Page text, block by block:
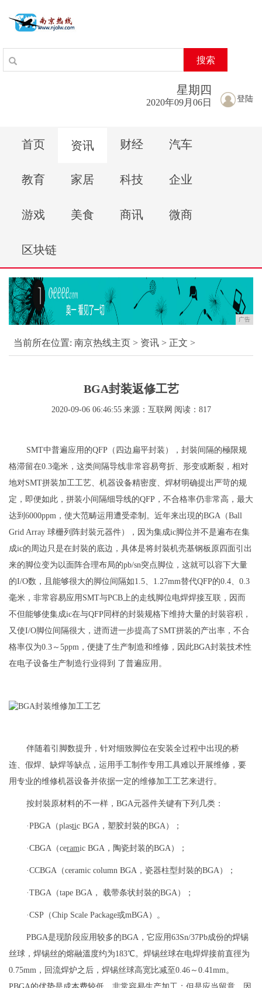
搜索
登陆
星期 四
2020年09月06日
首页 资讯 财经 汽车
教育 家居 科技 企业
游戏 美食 商讯 微商
区块链
广告
当前所在位置: 南京热线主页 > 资讯 > 正文 >
BGA封装返修工艺
2020-09-06 06:46:55 来源：互联网 阅读：817
SMT中普遍应用的QFP（四边扁平封装），封裝间隔的極限规
格滞留在0.3毫米，这类间隔导线非常容易弯折、形变或断裂，相对
地对SMT拼装加工工艺、机器设备精密度、焊材明确提出严苛的规
定，即便如此，拼装小间隔细导线的QFP，不合格率仍非常高，最大
达到6000ppm，使大范畴运用遭受牵制。近年来出現的BGA（Ball
Grid Array 球栅列阵封裝元器件），因为集成ic脚位并不是遍布在集
成ic的周边只是在封裝的底边，具体是将封裝机壳基钢板原四面引出
来的脚位变为以面阵合理布局的pb/sn突点脚位，这就可以容下大量
的I/O数，且能够很大的脚位间隔如1.5、1.27mm替代QFP的0.4、0.3
毫米，非常容易应用SMT与PCB上的走线脚位电焊焊接互联，因而
不但能够使集成ic在与QFP同样的封裝规格下维持大量的封裝容积，
又使I/O脚位间隔很大，进而进一步提高了SMT拼装的产出率，不合
格率仅为0.3～5ppm，便捷了生产制造和维修，因此BGA封装技术性
在电子设备生产制造行业得到 了普遍应用。
伴随着引脚数提升，针对细致脚位在安装全过程中出現的桥
连、假焊、缺焊等缺点，运用手工制作专用工具难以开展维修，要
用专业的维修机器设备并依据一定的维修加工工艺来进行。
按封裝原材料的不一样，BGA元器件关键有下列几类：
·PBGA（plastic BGA，塑胶封裝的BGA）；
·CBGA（ceramic BGA，陶瓷封装的BGA）；
·CCBGA（ceramic column BGA，瓷器柱型封裝的BGA）；
·TBGA（tape BGA， 载带条状封裝的BGA）；
·CSP（Chip Scale Package或mBGA）。
PBGA是现阶段应用较多的BGA，它应用63Sn/37Pb成份的焊锡
丝球，焊锡丝的熔融溫度约为183℃。焊锡丝球在电焊焊接前直徑为
0.75mm，回流焊炉之后，焊锡丝球高宽比减至0.46～0.41mm。